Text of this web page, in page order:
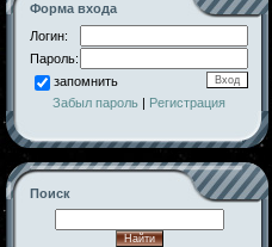
Форма входа
Логин:
Пароль:
запомнить
Забыл пароль | Регистрация
Поиск